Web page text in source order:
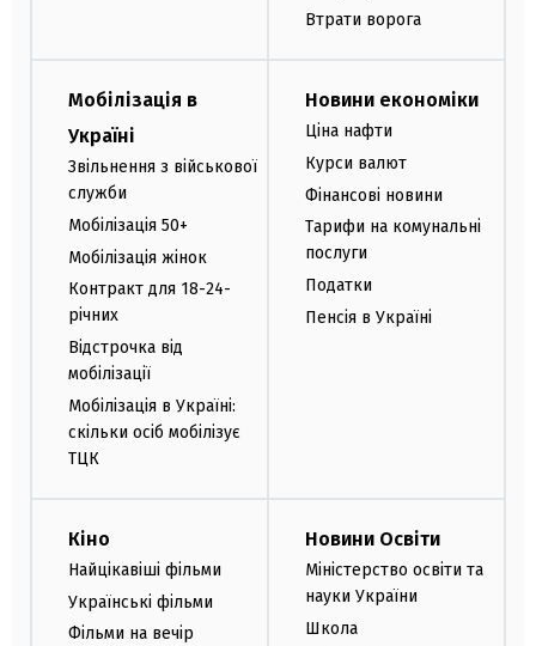
Втрати ворога
Мобілізація в
Україні
Звільнення з військової
служби
Мобілізація 50+
Мобілізація жінок
Контракт для 18-24-
річних
Відстрочка від
мобілізації
Мобілізація в Україні:
скільки осіб мобілізує
ТЦК
Новини економіки
Ціна нафти
Курси валют
Фінансові новини
Тарифи на комунальні
послуги
Податки
Пенсія в Україні
Кіно
Найцікавіші фільми
Українські фільми
Фільми на вечір
Новини Освіти
Міністерство освіти та
науки України
Школа